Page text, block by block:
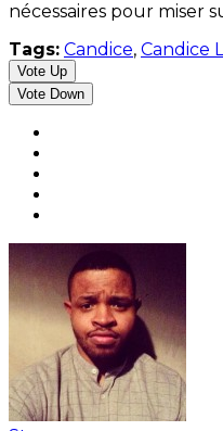
nécessaires pour miser
Tags: Candice, Candice
Vote Up
Vote Down